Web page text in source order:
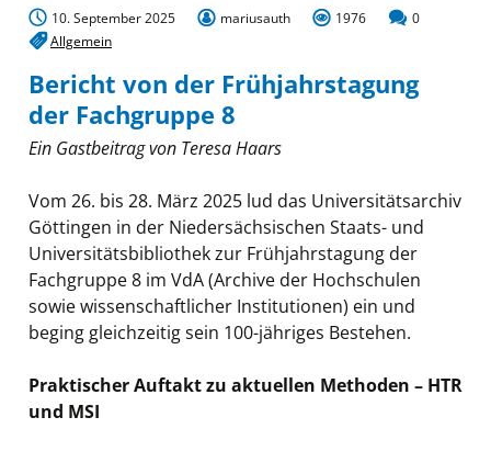
10. September 2025 mariusauth 1976
0
Allgemein
Bericht von der Frühjahrstagung
der Fachgruppe 8
Ein Gastbeitrag von Teresa Haars
Vom 26. bis 28. März 2025 lud das Universitätsarchiv
Göttingen in der Niedersächsischen Staats- und
Universitätsbibliothek zur Frühjahrstagung der
Fachgruppe 8 im VdA (Archive der Hochschulen
sowie wissenschaftlicher Institutionen) ein und
beging gleichzeitig sein 100-jähriges Bestehen.
Praktischer Auftakt zu aktuellen Methoden – HTR
und MSI